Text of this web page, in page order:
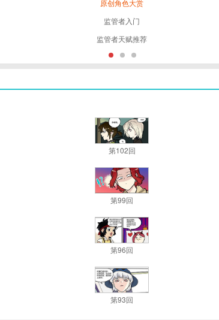
原创角色大赏
监管者入门
监管者天赋推荐
第102回
第99回
第96回
第93回